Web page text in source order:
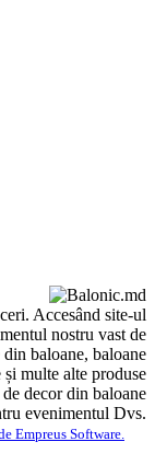
Accesând site-ul
nostru vast de
baloane, baloane
multe alte produse
decor din baloane
evenimentul Dvs.
Empreus Software.